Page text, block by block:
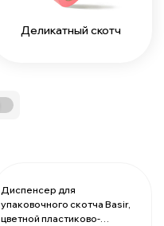
Деликатный скотч
Диспенсер для
упаковочного скотча Basir,
цветной пластиково-
За 1 диспенсер:
155.85 ₽
Мин. 20 шт:
3117.0 ₽